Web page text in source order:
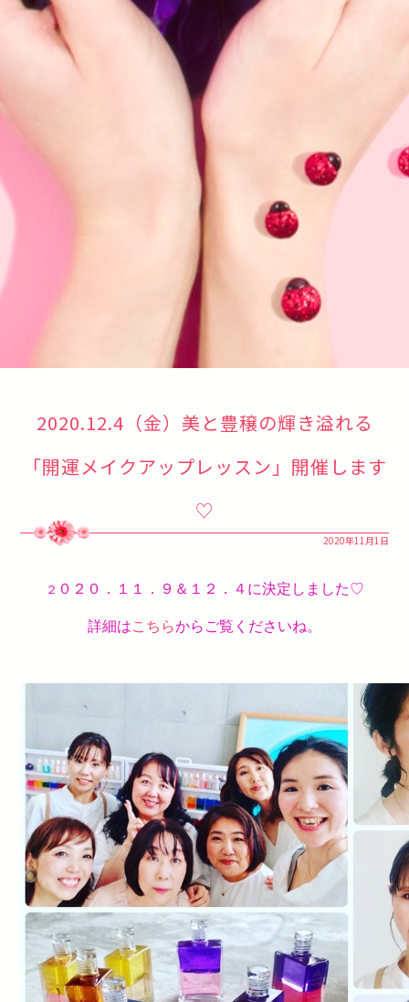
2020.12.4（金）美と豊穣の輝き溢れる
「開運メイクアップレッスン」開催します
♡
2020年11月1日
２ ０２０．１１．９＆１２．４に決定しました♡
詳細はこちらからご覧くださいね。